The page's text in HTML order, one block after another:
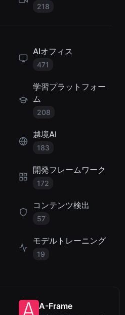
218
AIオフィス
471
学習プラットフォー
ム
208
越境AI
183
開発フレームワーク
172
コンテンツ検出
57
モデルトレーニング
19
A-Frame